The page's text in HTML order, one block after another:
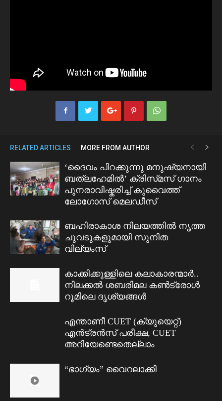
RELATED ARTICLES MORE FROM AUTHOR
‘ദൈവം പിറക്കുന്നു മനുഷ്യനായി
ബത്ലഹേമിൽ’ ക്രിസ്‌മസ് ഗാനം
പുനരാവിഷ്കരിച്ച് കുവൈത്ത്
ലോഗോസ് മെലഡീസ്
ബഹിരാകാശ നിലയത്തിൽ നൃത്ത
ചുവടുകളുമായി സുനിത
വില്യംസ്
കാക്കിക്കുള്ളിലെ കലാകാരന്മാർ..
നിലക്കൽ ശബരിമല കൺട്രോൾ
റൂമിലെ ദൃശ്യങ്ങൾ
എന്താണീ CUET (ക്യുയെറ്റ്)
എൻട്രൻസ് പരീക്ഷ, CUET
അറിയേണ്ടെതെല്ലാം
“ഭാഗ്യം” വൈറലാക്കി